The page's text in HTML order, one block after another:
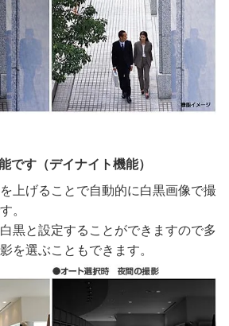
です（デイナイト機能）
上げることで自動的に白黒画像で撮
。
黒と設定することができますので多
を選ぶこともできます。